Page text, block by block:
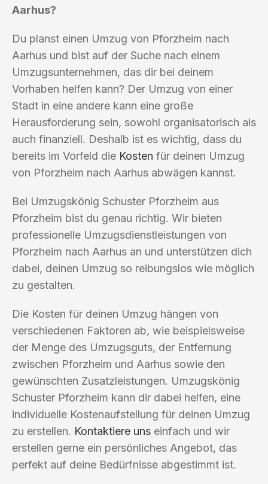
Aarhus?
Du planst einen Umzug von Pforzheim nach
Aarhus und bist auf der Suche nach einem
Umzugsunternehmen, das dir bei deinem
Vorhaben helfen kann? Der Umzug von einer
Stadt in eine andere kann eine große
Herausforderung sein, sowohl organisatorisch als
auch finanziell. Deshalb ist es wichtig, dass du
bereits im Vorfeld die Kosten für deinen Umzug
von Pforzheim nach Aarhus abwägen kannst.
Bei Umzugskönig Schuster Pforzheim aus
Pforzheim bist du genau richtig. Wir bieten
professionelle Umzugsdienstleistungen von
Pforzheim nach Aarhus an und unterstützen dich
dabei, deinen Umzug so reibungslos wie möglich
zu gestalten.
Die Kosten für deinen Umzug hängen von
verschiedenen Faktoren ab, wie beispielsweise
der Menge des Umzugsguts, der Entfernung
zwischen Pforzheim und Aarhus sowie den
gewünschten Zusatzleistungen. Umzugskönig
Schuster Pforzheim kann dir dabei helfen, eine
individuelle Kostenaufstellung für deinen Umzug
zu erstellen. Kontaktiere uns einfach und wir
erstellen gerne ein persönliches Angebot, das
perfekt auf deine Bedürfnisse abgestimmt ist.